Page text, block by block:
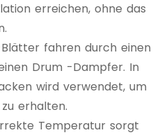
erreichen, ohne das
fahren durch einen
Drum -Dampfer. In
wird verwendet, um
erhalten.
Temperatur sorgt